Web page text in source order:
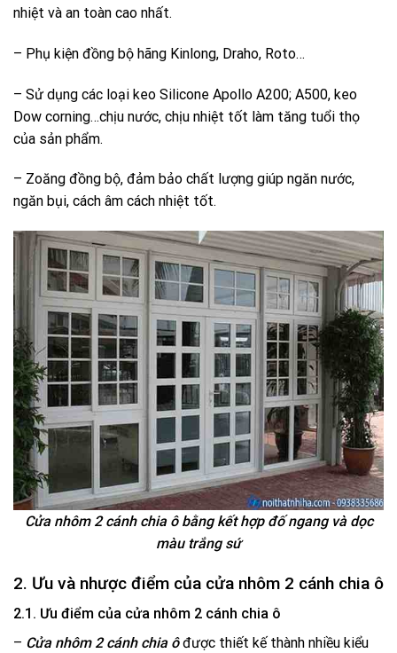
nhiệt và an toàn cao nhất.
– Phụ kiện đồng bộ hãng Kinlong, Draho, Roto…
– Sử dụng các loại keo Silicone Apollo A200; A500, keo
Dow corning…chịu nước, chịu nhiệt tốt làm tăng tuổi thọ
của sản phẩm.
– Zoăng đồng bộ, đảm bảo chất lượng giúp ngăn nước,
ngăn bụi, cách âm cách nhiệt tốt.
Cửa nhôm 2 cánh chia ô bằng kết hợp đố ngang và dọc
màu trắng sứ
2. Ưu và nhược điểm của cửa nhôm 2 cánh chia ô
2.1. Ưu điểm của cửa nhôm 2 cánh chia ô
– Cửa nhôm 2 cánh chia ôđược thiết kế thành nhiều kiểu